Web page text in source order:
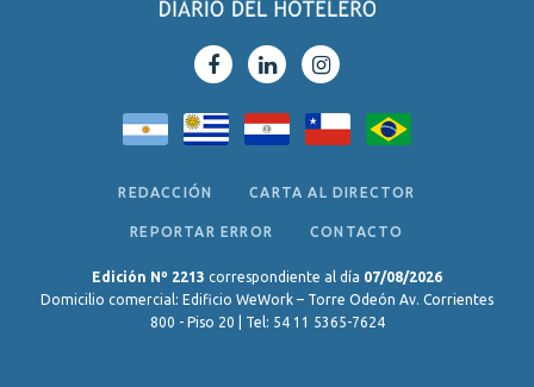
REDACCIÓN CARTA AL DIRECTOR
REPORTAR ERROR CONTACTO
Edición Nº 2213 correspondiente al día 07/08/2026
Domicilio comercial: Edificio WeWork – Torre Odeón Av. Corrientes
800 - Piso 20 | Tel: 54 11 5365-7624